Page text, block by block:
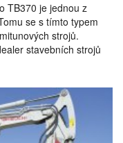
TB370 je jednou z
se s tímto typem
strojů.
stavebních strojů